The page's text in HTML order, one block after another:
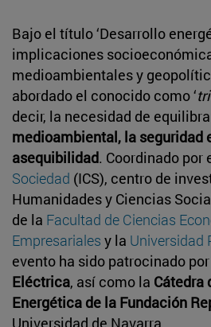
Bajo el título ‘Desarrollo
implicaciones
medioambientales y
abordado el conocido como ‘
decir, la necesidad de
medioambiental, la seguridad
asequibilidad. Coordinado por
Sociedad (ICS), centro de
Humanidades y Ciencias
de la Facultad de Ciencias
Empresariales y la Universidad
evento ha sido patrocinado por
Eléctrica, así como la Cátedra
Energética de la Fundación